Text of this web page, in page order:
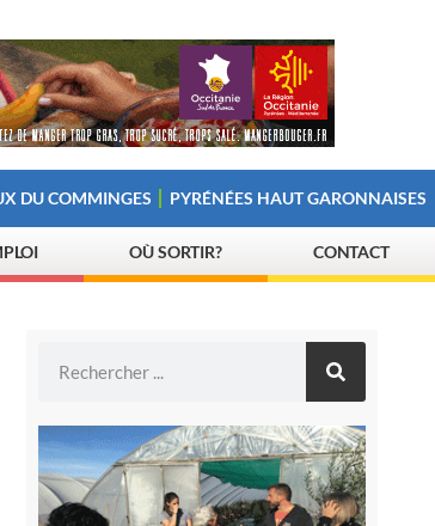
DU COMMINGES PYRÉNÉES HAUT GARONNAISES
OÙ SORTIR? CONTACT